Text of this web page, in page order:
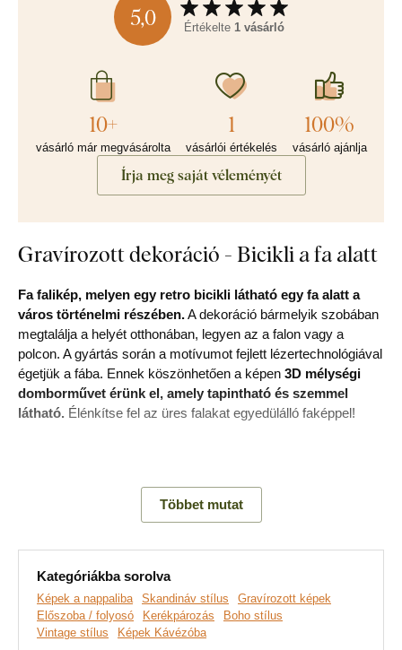
5,0 Értékelte 1 vásárló
10+
vásárló már megvásárolta
1
vásárlói értékelés
100%
vásárló ajánlja
Írja meg saját véleményét
Gravírozott dekoráció - Bicikli a fa alatt
Fa falikép, melyen egy retro bicikli látható egy fa alatt a
város történelmi részében.A dekoráció bármelyik szobában
megtalálja a helyét otthonában, legyen az a falon vagy a
polcon. A gyártás során a motívumot fejlett lézertechnológiával
égetjük a fába. Ennek köszönhetően a képen 3D mélységi
domborművet érünk el, amely tapintható és szemmel
látható. Élénkítse fel az üres falakat egyedülálló faképpel!
Fedezd fel a termék legfőbb előnyeit:
Vintage fakép
Precízen gravírozott részletek
Kiváló ajándék nőknek
Tökéletesen illik a folyosóra
Többet mutat
Kategóriákba sorolva
Képek a nappaliba Skandináv stílus
Gravírozott képek
Előszoba / folyosó
Kerékpározás
Boho stílus
Vintage stílus
Képek Kávézóba